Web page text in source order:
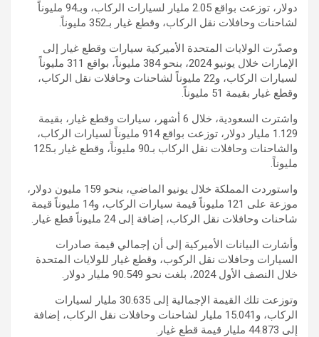
دولار، توزعت بواقع 2.05 مليار لسيارات الركاب، وبـ94 مليوناً
لشاحنات وحافلات نقل الركاب، وقطع غيار بـ352 مليوناً.
وصدّرت الولايات المتحدة الأميركية سيارات وقطع غيار إلى
الإمارات خلال يونيو 2024، بنحو 384 مليوناً، بواقع 311 مليوناً
لسيارات الركاب، و22 مليوناً لشاحنات وحافلات نقل الركاب،
وقطع غيار بقيمة 51 مليوناً.
واشترت السعودية، خلال 6 أشهر، سيارات وقطع غيار، بقيمة
1.129 مليار دولار، توزعت بواقع 914 مليوناً لسيارات الركاب،
والشاحنات وحافلات نقل الركاب بـ90 مليوناً، وقطع غيار بـ125
مليوناً.
واستوردت المملكة خلال يونيو الماضي، بنحو 159 مليون دولار،
موزعة على 121 مليوناً قيمة سيارات الركاب، و14 مليوناً قيمة
شاحنات وحافلات نقل الركاب، إضافة إلى 24 مليوناً قطع غيار.
وأشارت البيانات الأميركية إلى أن إجمالي قيمة صادرات
السيارات وحافلات نقل الركوب، وقطع غيار للولايات المتحدة
خلال النصف الأول 2024، بلغت نحو 90.549 مليار دولار.
وتوزعت تلك القيمة الإجمالية إلى 30.635 مليار لسيارات
الركاب، و15.041 مليار لشاحنات وحافلات نقل الركاب، إضافة
إلى 44.873 مليار قيمة قطع غيار.